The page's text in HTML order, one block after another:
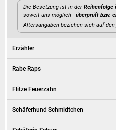
Die Besetzung ist in derReihenfolge
soweit uns möglich -überprüft bzw.
Altersangaben beziehen sich auf
Erzähler
Rabe Raps
Flitze Feuerzahn
Schäferhund Schmidtchen